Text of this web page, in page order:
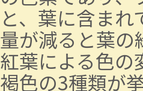
と、葉に含ま
量が減ると葉の
紅葉による色の
褐色の3種類が